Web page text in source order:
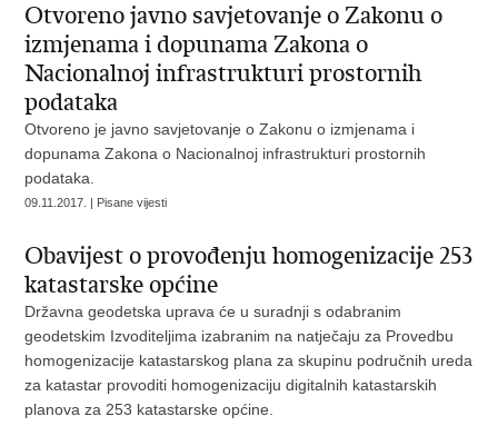
Otvoreno javno savjetovanje o Zakonu o
izmjenama i dopunama Zakona o
Nacionalnoj infrastrukturi prostornih
podataka
Otvoreno je javno savjetovanje o Zakonu o izmjenama i
dopunama Zakona o Nacionalnoj infrastrukturi prostornih
podataka.
09.11.2017. | Pisane vijesti
Obavijest o provođenju homogenizacije 253
katastarske općine
Državna geodetska uprava će u suradnji s odabranim
geodetskim Izvoditeljima izabranim na natječaju za Provedbu
homogenizacije katastarskog plana za skupinu područnih ureda
za katastar provoditi homogenizaciju digitalnih katastarskih
planova za 253 katastarske općine.